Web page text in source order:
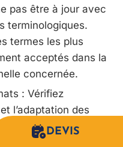
DEVIS
pas être à jour avec
terminologiques.
termes les plus
acceptés dans la
concernée.
: Vérifiez
l’adaptation des
de date, des
téléphone, qui